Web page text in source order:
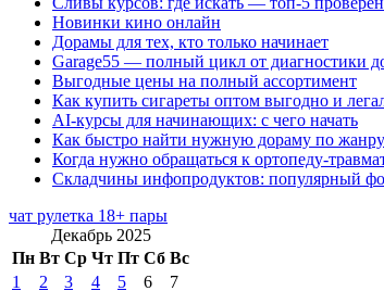
Новинки кино онлайн
Дорамы для тех, кто только начинает
Garage55 — полный цикл от диагностики
Выгодные цены на полный ассортимент
Как купить сигареты оптом выгодно и
AI-курсы для начинающих: с чего начать
Как быстро найти нужную дораму по жанру
Когда нужно обращаться к ортопеду-
Складчины инфопродуктов: популярный
чат рулетка 18+ пары
Декабрь 2025
Пн Вт Ср Чт Пт Сб Вс
1
2 3 4 5 6 7